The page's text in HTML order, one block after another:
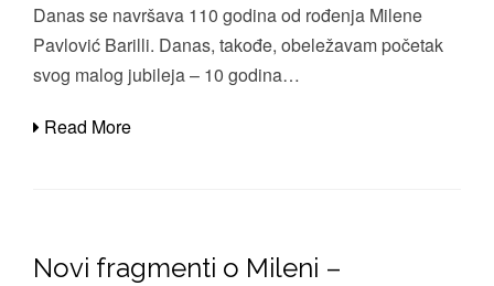
Danas se navršava 110 godina od rođenja Milene
Pavlović Barilli. Danas, takođe, obeležavam početak
svog malog jubileja – 10 godina…
Read More
Novi fragmenti o Mileni –